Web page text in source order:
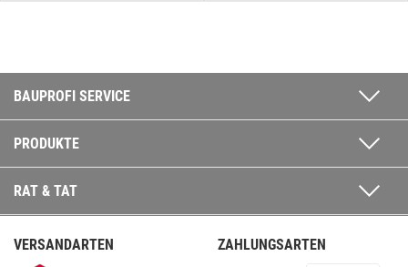
BAUPROFI SERVICE
PRODUKTE
RAT & TAT
VERSANDARTEN ZAHLUNGSARTEN